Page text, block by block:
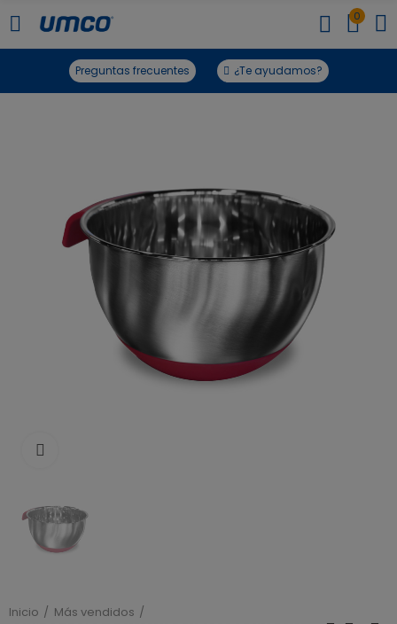
0
Preguntas frecuentes ¿Te ayudamos?
Inicio
Más vendidos